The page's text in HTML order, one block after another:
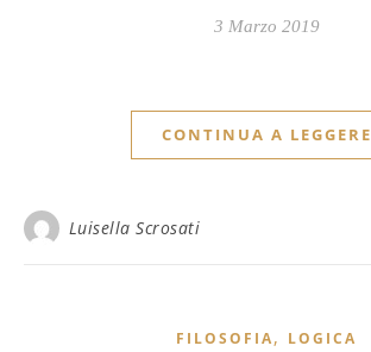
3 Marzo 2019
CONTINUA A LEGGERE
Luisella Scrosati
FILOSOFIA, LOGICA